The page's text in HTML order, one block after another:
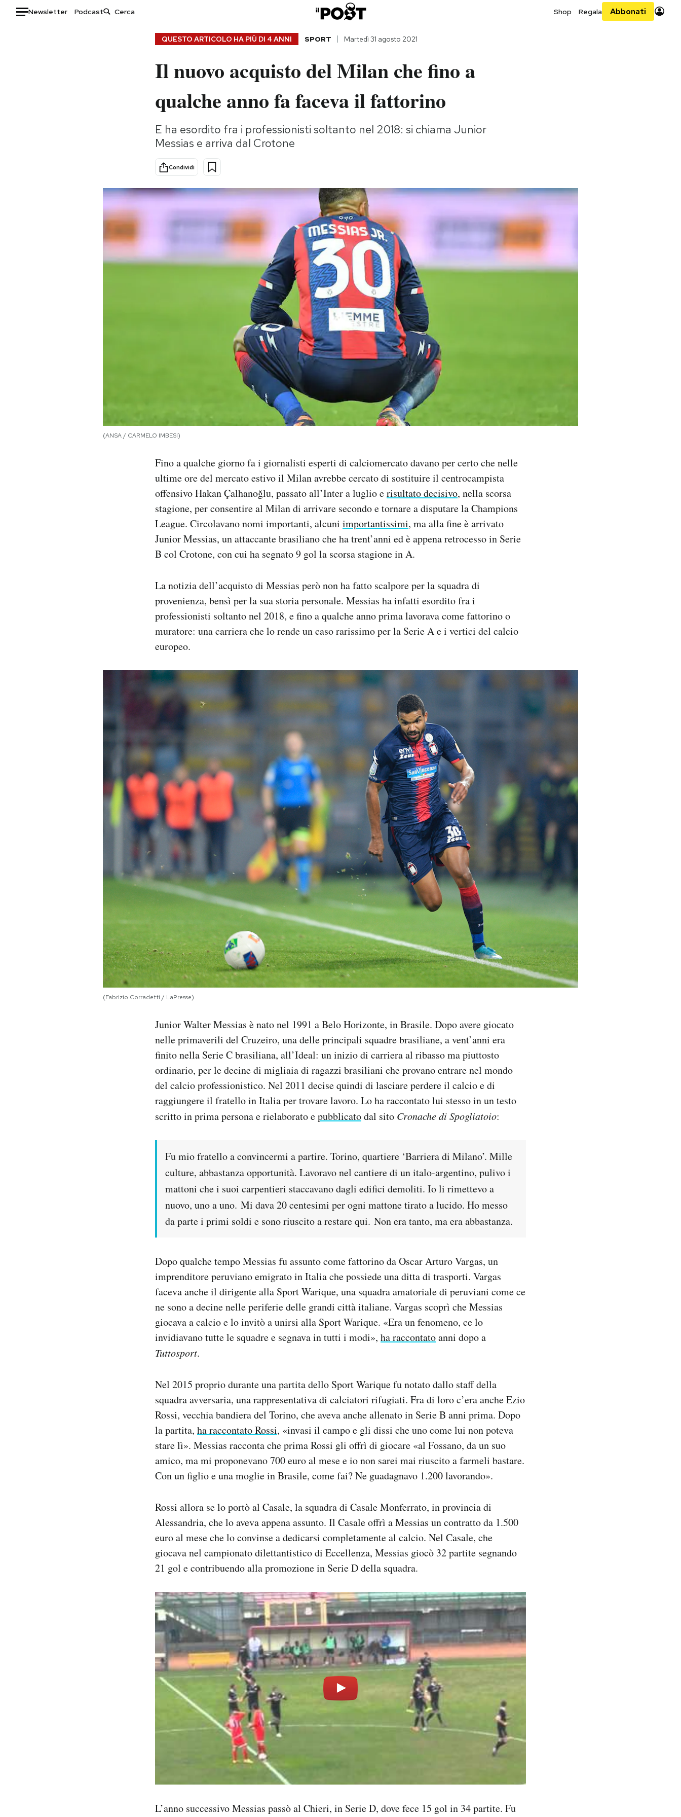
Newsletter Podcast Shop Regala Abbonati
Consumismi
Storie/Idee
Ok Boomer!
Altrecose
QUESTO ARTICOLO HA PIÙ DI 4 ANNI SPORT Martedì 31 agosto 2021
Il nuovo acquisto del Milan che fino a
qualche anno fa faceva il fattorino
E ha esordito fra i professionisti soltanto nel 2018: si chiama Junior
Messias e arriva dal Crotone
Condividi
(ANSA / CARMELO IMBESI)
Fino a qualche giorno fa i giornalisti esperti di calciomercato davano per certo che nelle
ultime ore del mercato estivo il Milan avrebbe cercato di sostituire il centrocampista
offensivo Hakan Çalhanoğlu, passato all’Inter a luglio erisultato decisivo, nella scorsa
stagione, per consentire al Milan di arrivare secondo e tornare a disputare la Champions
League. Circolavano nomi importanti, alcuni importantissimi, ma alla fine è arrivato
Junior Messias, un attaccante brasiliano che ha trent’anni ed è appena retrocesso in Serie
B col Crotone, con cui ha segnato 9 gol la scorsa stagione in A.
La notizia dell’acquisto di Messias però non ha fatto scalpore per la squadra di
provenienza, bensì per la sua storia personale. Messias ha infatti esordito fra i
professionisti soltanto nel 2018, e fino a qualche anno prima lavorava come fattorino o
muratore: una carriera che lo rende un caso rarissimo per la Serie A e i vertici del calcio
europeo.
(Fabrizio Corradetti / LaPresse)
Junior Walter Messias è nato nel 1991 a Belo Horizonte, in Brasile. Dopo avere giocato
nelle primaverili del Cruzeiro, una delle principali squadre brasiliane, a vent’anni era
finito nella Serie C brasiliana, all’Ideal: un inizio di carriera al ribasso ma piuttosto
ordinario, per le decine di migliaia di ragazzi brasiliani che provano entrare nel mondo
del calcio professionistico. Nel 2011 decise quindi di lasciare perdere il calcio e di
raggiungere il fratello in Italia per trovare lavoro. Lo ha raccontato lui stesso in un testo
scritto in prima persona e rielaborato epubblicatodal sito Cronache di Spogliatoio:
Fu mio fratello a convincermi a partire. Torino, quartiere ‘Barriera di Milano’. Mille
culture, abbastanza opportunità. Lavoravo nel cantiere di un italo-argentino, pulivo i
mattoni che i suoi carpentieri staccavano dagli edifici demoliti. Io li rimettevo a
nuovo, uno a uno. Mi dava 20 centesimi per ogni mattone tirato a lucido. Ho messo
da parte i primi soldi e sono riuscito a restare qui. Non era tanto, ma era abbastanza.
Dopo qualche tempo Messias fu assunto come fattorino da Oscar Arturo Vargas, un
imprenditore peruviano emigrato in Italia che possiede una ditta di trasporti. Vargas
faceva anche il dirigente alla Sport Warique, una squadra amatoriale di peruviani come ce
ne sono a decine nelle periferie delle grandi città italiane. Vargas scoprì che Messias
giocava a calcio e lo invitò a unirsi alla Sport Warique. «Era un fenomeno, ce lo
invidiavano tutte le squadre e segnava in tutti i modi», ha raccontatoanni dopo a
Tuttosport.
Nel 2015 proprio durante una partita dello Sport Warique fu notato dallo staff della
squadra avversaria, una rappresentativa di calciatori rifugiati. Fra di loro c’era anche Ezio
Rossi, vecchia bandiera del Torino, che aveva anche allenato in Serie B anni prima. Dopo
la partita, ha raccontato Rossi, «invasi il campo e gli dissi che uno come lui non poteva
stare lì». Messias racconta che prima Rossi gli offrì di giocare «al Fossano, da un suo
amico, ma mi proponevano 700 euro al mese e io non sarei mai riuscito a farmeli bastare.
Con un figlio e una moglie in Brasile, come fai? Ne guadagnavo 1.200 lavorando».
Rossi allora se lo portò al Casale, la squadra di Casale Monferrato, in provincia di
Alessandria, che lo aveva appena assunto. Il Casale offrì a Messias un contratto da 1.500
euro al mese che lo convinse a dedicarsi completamente al calcio. Nel Casale, che
giocava nel campionato dilettantistico di Eccellenza, Messias giocò 32 partite segnando
21 gol e contribuendo alla promozione in Serie D della squadra.
L’anno successivo Messias passò al Chieri, in Serie D, dove fece 15 gol in 34 partite. Fu